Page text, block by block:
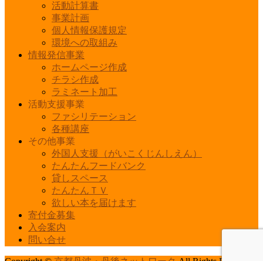
活動計算書
事業計画
個人情報保護規定
環境への取組み
情報発信事業
ホームページ作成
チラシ作成
ラミネート加工
活動支援事業
ファシリテーション
各種講座
その他事業
外国人支援（がいこくじんしえん）
たんたんフードバンク
貸しスペース
たんたんＴＶ
欲しい本を届けます
寄付金募集
入会案内
問い合せ